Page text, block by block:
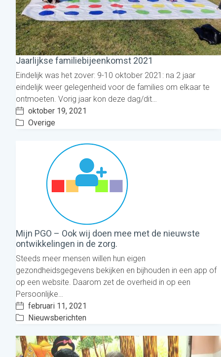
Jaarlijkse familiebijeenkomst 2021
Eindelijk was het zover: 9-10 oktober 2021: na 2 jaar
eindelijk weer gelegenheid voor de families om elkaar te
ontmoeten. Vorig jaar kon deze dag/dit…
oktober 19, 2021
Overige
Mijn PGO – Ook wij doen mee met de nieuwste
ontwikkelingen in de zorg.
Steeds meer mensen willen hun eigen
gezondheidsgegevens bekijken en bijhouden in een app of
op een website. Daarom zet de overheid in op een
Persoonlijke…
februari 11, 2021
Nieuwsberichten